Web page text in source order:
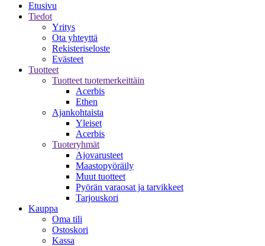
Etusivu
Tiedot
Yritys
Ota yhteyttä
Rekisteriseloste
Evästeet
Tuotteet
Tuotteet tuotemerkeittäin
Acerbis
Ethen
Ajankohtaista
Yleiset
Acerbis
Tuoteryhmät
Ajovarusteet
Maastopyöräily
Muut tuotteet
Pyörän varaosat ja tarvikkeet
Tarjouskori
Kauppa
Oma tili
Ostoskori
Kassa